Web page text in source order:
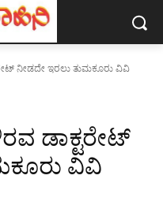
ನೀಡದೇ ಇರಲು ತುಮಕೂರು ವಿವಿ
ಡಾಕ್ಟರೇಟ್
ವಿವಿ